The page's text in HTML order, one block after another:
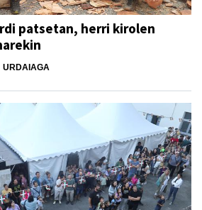
patsetan, herri kirolen
URDAIAGA